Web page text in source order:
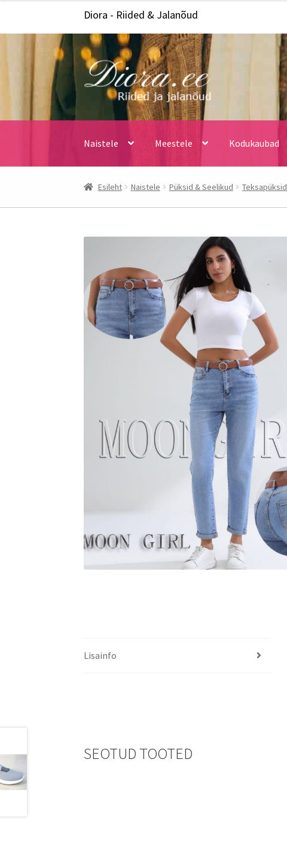
Diora - Riided & Jalanõud
Liigu
navigeerimisele
Liigu
sisu
juurde
Naistele Meestele Kodukaubad
Esileht Naistele Püksid & Seelikud Teksapüksid
Lisainfo
SEOTUD TOOTED